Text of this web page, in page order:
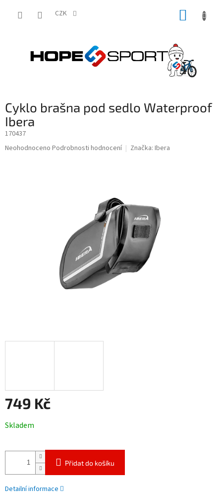
CZK
Cyklo brašna pod sedlo Waterproof
Ibera
170437
Průměrné
Neohodnoceno Podrobnosti hodnocení Značka: Ibera
749 Kč
cena:
Skladem
Přidat do košíku
Detailní informace